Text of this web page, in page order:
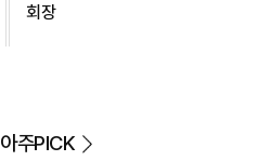
회장
아주PICK